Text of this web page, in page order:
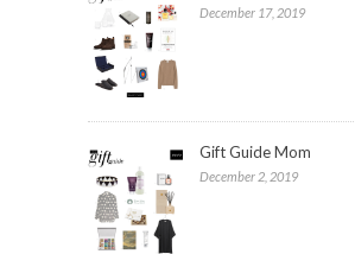
December 17, 2019
Gift Guide Mom
December 2, 2019